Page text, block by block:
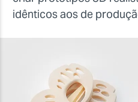
idênticos aos de